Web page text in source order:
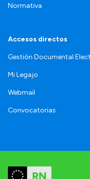
Normativa
Accesos directos
Gestión Documental
Mi Legajo
Webmail
Convocatorias